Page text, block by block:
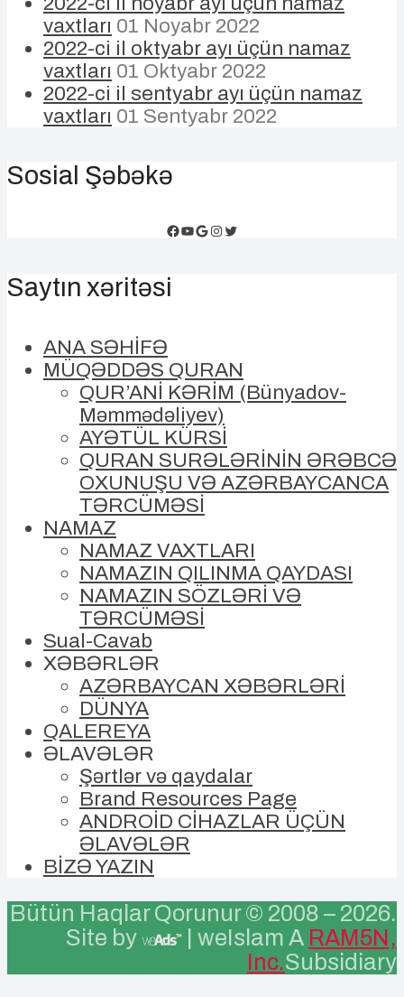
vaxtları 01 Noyabr 2022
2022-ci il oktyabr ayı üçün namaz
vaxtları 01 Oktyabr 2022
2022-ci il sentyabr ayı üçün namaz
vaxtları 01 Sentyabr 2022
Sosial Şəbəkə
Facebook
YouTube
Google
Instagram
Twitter
Saytın xəritəsi
ANA SƏHİFƏ
MÜQƏDDƏS QURAN
QUR’ANİ KƏRİM (Bünyadov-
Məmmədəliyev)
AYƏTÜL KÜRSİ
QURAN SURƏLƏRİNİN ƏRƏBCƏ
OXUNUŞU VƏ AZƏRBAYCANCA
TƏRCÜMƏSİ
NAMAZ
NAMAZ VAXTLARI
NAMAZIN QILINMA QAYDASI
NAMAZIN SÖZLƏRİ VƏ
TƏRCÜMƏSİ
Sual-Cavab
XƏBƏRLƏR
AZƏRBAYCAN XƏBƏRLƏRİ
DÜNYA
QALEREYA
ƏLAVƏLƏR
Şərtlər və qaydalar
Brand Resources Page
ANDROİD CİHAZLAR ÜÇÜN
ƏLAVƏLƏR
BİZƏ YAZIN
Bütün Haqlar Qorunur © 2008 – 2026.
Site by
| weIslam A RAM5N,
Inc.Subsidiary